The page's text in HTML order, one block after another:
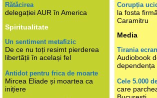
Rătăcirea
delegației AUR în America
Spiritualitate
Un sentiment metafizic
De ce nu toți resimt pierderea
libertății în același fel
Antidot pentru frica de moarte
Mircea Eliade și moartea ca
inițiere
Corupția
la fosta
Caramitru
Media
Tirania
Audiobook
dependența
Cele 5.000
care